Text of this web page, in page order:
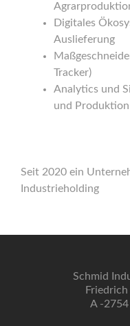
Digitales
Auslieferung
Tracker)
Analytics und
und
Seit 2020 ein
Industrieholding
Schmid
A -